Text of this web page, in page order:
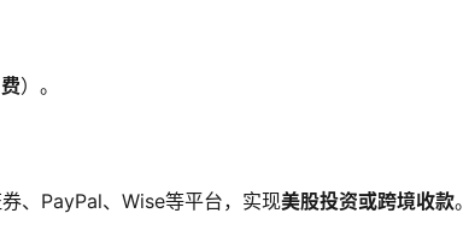
）。
、PayPal、Wise等平台，实现美股投资或跨境收款。